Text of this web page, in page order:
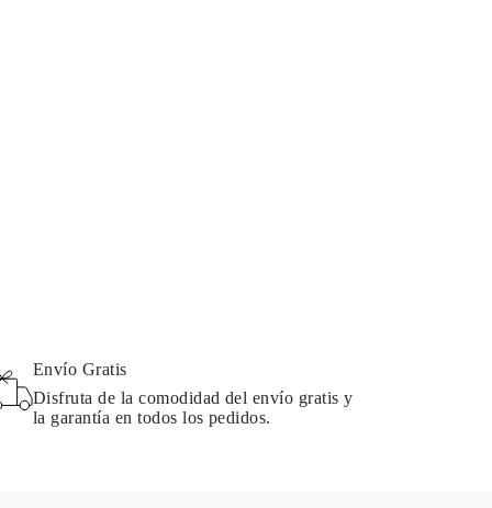
Envío Gratis
Disfruta de la comodidad del envío gratis y
la garantía en todos los pedidos.